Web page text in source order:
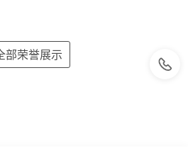
部荣誉展示